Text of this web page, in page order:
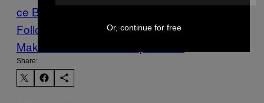
ce Blog
Follow Us On Discover
Make Us Preferred In Top Stories
Share:
Or, continue for free